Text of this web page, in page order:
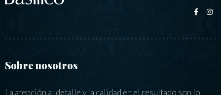
Sobre nosotros
La atención al detalle y la calidad en el resultado son lo